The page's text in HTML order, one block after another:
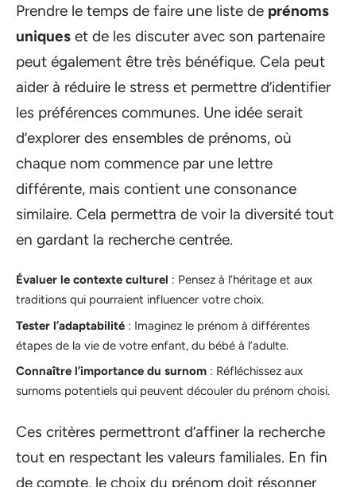
Prendre le temps de faire une liste de prénoms
uniques et de les discuter avec son partenaire
peut également être très bénéfique. Cela peut
aider à réduire le stress et permettre d’identifier
les préférences communes. Une idée serait
d’explorer des ensembles de prénoms, où
chaque nom commence par une lettre
différente, mais contient une consonance
similaire. Cela permettra de voir la diversité tout
en gardant la recherche centrée.
Évaluer le contexte culturel : Pensez à l’héritage et aux
traditions qui pourraient influencer votre choix.
Tester l’adaptabilité : Imaginez le prénom à différentes
étapes de la vie de votre enfant, du bébé à l’adulte.
Connaître l’importance du surnom : Réfléchissez aux
surnoms potentiels qui peuvent découler du prénom choisi.
Ces critères permettront d’affiner la recherche
tout en respectant les valeurs familiales. En fin
de compte, le choix du prénom doit résonner